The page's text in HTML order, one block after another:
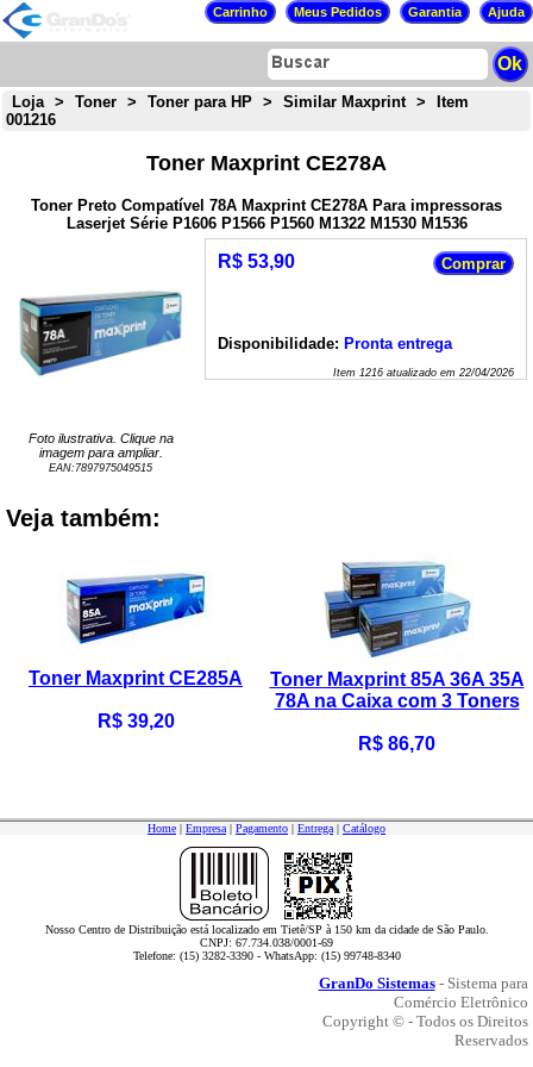
Loja > Toner > Toner para HP > Similar Maxprint >
Item
001216
Toner Maxprint CE278A
Toner Preto Compatível 78A Maxprint CE278A Para impressoras
Laserjet Série P1606 P1566 P1560 M1322 M1530 M1536
Foto ilustrativa. Clique na
imagem para ampliar.
EAN: 7897975049515
R$ 53,90
Disponibilidade: Pronta entrega
Item 1216atualizado em 22/04/2026
Veja também:
Toner Maxprint CE285A
R$ 39,20
Toner Maxprint 85A 36A 35A
78A na Caixa com 3 Toners
R$ 86,70
Home | Empresa| Pagamento | Entrega| Catálogo
Nosso Centro de Distribuição está localizado em Tietê/SP à 150 km da cidade de São Paulo.
CNPJ: 67.734.038/0001-69
Telefone: (15) 3282-3390 - WhatsApp: (15) 99748-8340
GranDo Sistemas- Sistema para
Comércio Eletrônico
Copyright © - Todos os Direitos
Reservados